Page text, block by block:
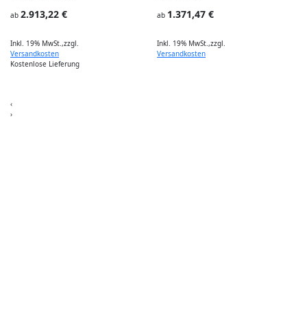
ab 2.913,22 €
Inkl. 19% MwSt.,zzgl.
Versandkosten
Kostenlose Lieferung
ab 1.371,47 €
Inkl. 19% MwSt.,zzgl.
Versandkosten
‹
›